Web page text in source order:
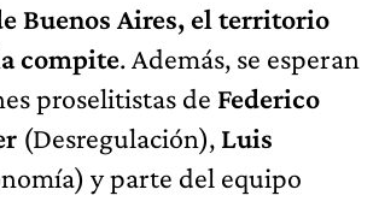
Buenos Aires, el territorio
compite. Además, se esperan
proselitistas de Federico
(Desregulación), Luis
y parte del equipo